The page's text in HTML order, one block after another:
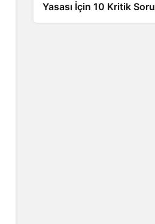
Yasası İçin 10 Kritik Soru